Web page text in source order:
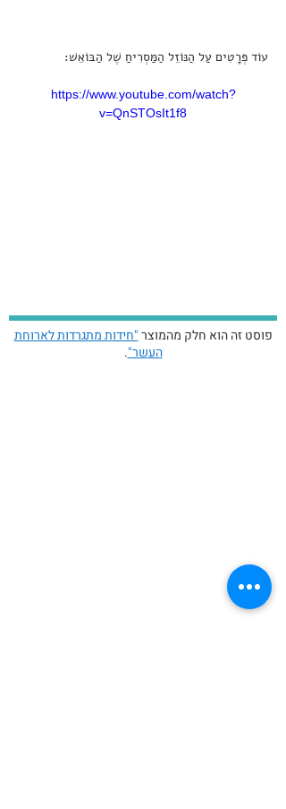
עוֹד פְּרָטִים עַל הַנּוֹזֵל הַמַּסְרִיחַ שֶׁל הַבּוֹאֵשׁ:
https://www.youtube.com/watch?
v=QnSTOsIt1f8
פוסט זה הוא חלק מהמוצר"חידות מתגרדות לארוחת
העשר".